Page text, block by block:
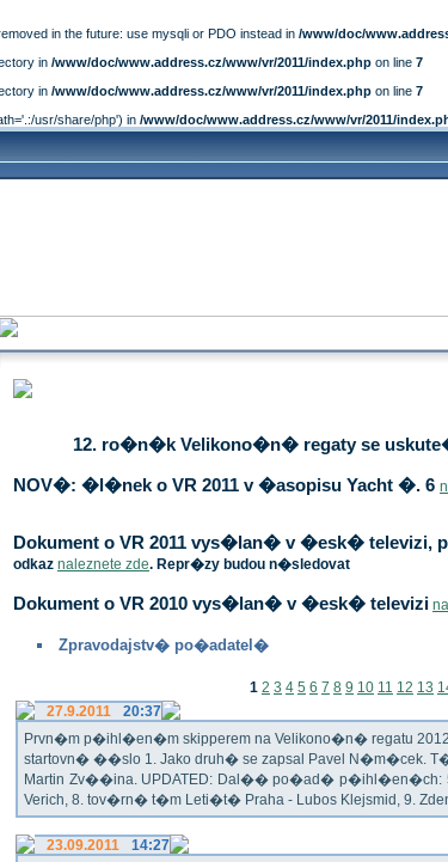
in the future: use mysqli or PDO instead in /www/doc/
in /www/doc/www.address.cz/www/vr/2011/index.php on line 7
in /www/doc/www.address.cz/www/vr/2011/index.php on line 7
usr/share/php') in /www/doc/www.address.cz/www/vr/2011/
12. ro�n�k Velikono�n� regaty se
NOV�: �l�nek o VR 2011 v �asopisu Yacht �. 6
Dokument o VR 2011 vys�lan� v �esk� televizi,
odkaz naleznete zde. Repr�zy budou n�sledovat
Dokument o VR 2010 vys�lan� v �esk� televizi
Zpravodajstv� po�adatel�
1 2 3 4 5 6 7 8 9 10 11 12 13
27.9.2011
20:37
Prvn�m p�ihl�en�m skipperem na Velikono�n� regatu
startovn� ��slo 1. Jako druh� se zapsal Pavel N�m�cek.
Martin Zv��ina. UPDATED: Dal�� po�ad� p�ihl�en�ch:
Verich, 8. tov�rn� t�m Leti�t� Praha - Lubos Klejsmid, 9.
23.09.2011
14:27